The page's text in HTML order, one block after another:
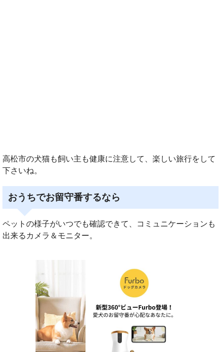
高松市の犬猫も飼い主も健康に注意して、楽しい旅行をして
下さいね。
おうちでお留守番するなら
ペットの様子がいつでも確認できて、コミュニケーションも
出来るカメラ＆モニター。